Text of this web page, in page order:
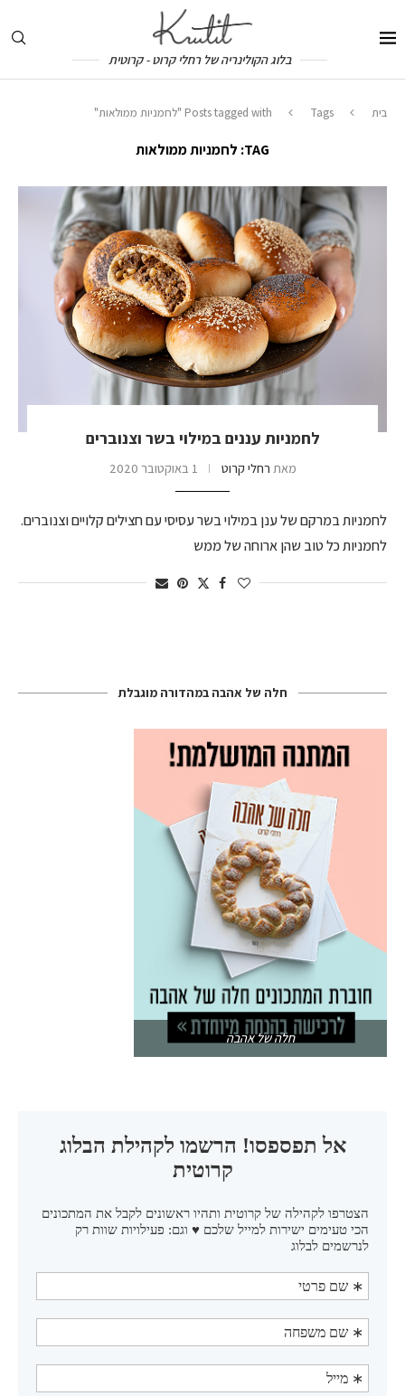
בלוג הקולינריה של רחלי קרוט - קרוטית
בית Tags Posts tagged with "לחמניות ממולאות"
TAG: לחמניות ממולאות
לחמניות עננים במילוי בשר וצנוברים
מאת רחלי קרוט 1 באוקטובר 2020
לחמניות במרקם של ענן במילוי בשר עסיסי עם חצילים קלויים וצנוברים.
לחמניות כל טוב שהן ארוחה של ממש
חלה של אהבה במהדורה מוגבלת
חלה של אהבה